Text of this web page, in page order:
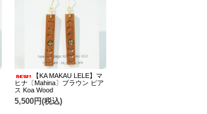
【KA MAKAU LELE】マ
ヒナ〔Mahina〕ブラウン ピア
ス Koa Wood
5,500円(税込)